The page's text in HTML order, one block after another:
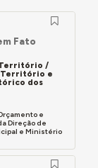
Fato
Território /
Território e
dos
e
Direção de
e Ministério